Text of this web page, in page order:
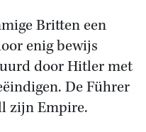
Britten een
enig bewijs
door Hitler met
De Führer
zijn Empire.